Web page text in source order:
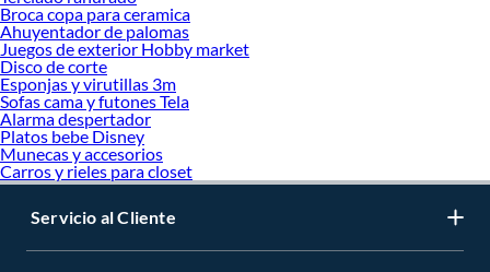
Broca copa para ceramica
Ahuyentador de palomas
Juegos de exterior Hobby market
Disco de corte
Esponjas y virutillas 3m
Sofas cama y futones Tela
Alarma despertador
Platos bebe Disney
Munecas y accesorios
Carros y rieles para closet
Servicio al Cliente